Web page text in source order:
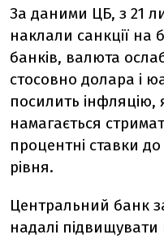
За даними ЦБ, з 21
наклали санкції на
банків, валюта
стосовно долара і
посилить інфляцію,
намагається
процентні ставки
рівня.
Центральний банк
надалі підвищувати